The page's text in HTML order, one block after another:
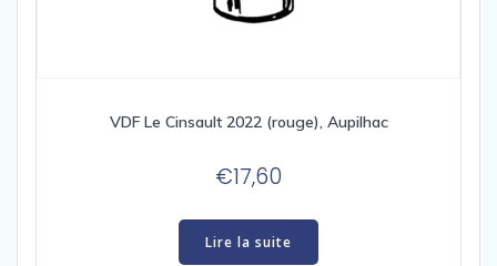
VDF Le Cinsault 2022 (rouge), Aupilhac
€17,60
Lire la suite